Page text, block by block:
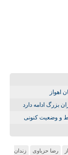
اهواز
بزرگ ادامه دارد
و وضعیت کنونی
رضا حزباوی زندان